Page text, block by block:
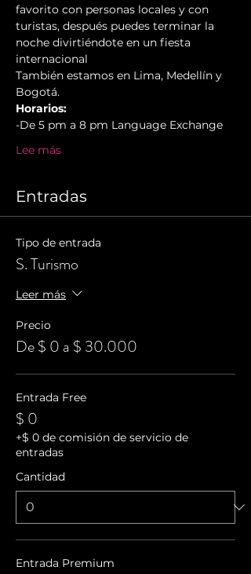
favorito con personas locales y con
turistas, después puedes terminar la
noche divirtiéndote en un fiesta
internacional
También estamos en Lima, Medellín y
Bogotá.
Horarios:
-De 5 pm a 8 pm Language Exchange
Lee más
Entradas
Tipo de entrada
S. Turismo
Leer más
Precio
De $ 0 a $ 30.000
Entrada Free
$ 0
+$ 0 de comisión de servicio de
entradas
Cantidad
Entrada Premium